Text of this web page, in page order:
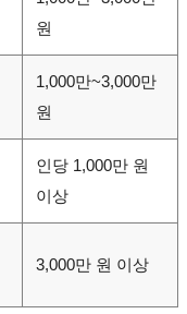
원
1,000만~3,000만
원
인당 1,000만 원
이상
3,000만 원 이상